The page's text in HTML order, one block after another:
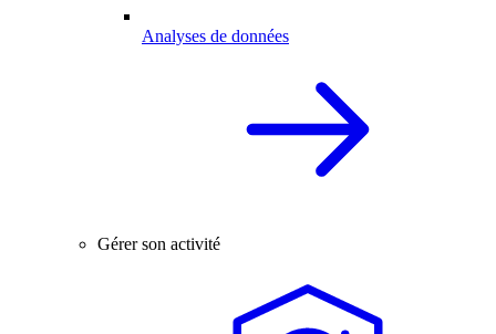
Analyses de données
Gérer son activité